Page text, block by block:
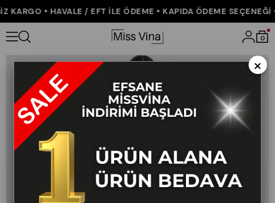
KARGO • HAVALE / EFT İLE ÖDEME • KAPIDA ÖDEME SEÇENEĞİ •
0
Anasayfa YENİ GELENLER Kısa Kol Kayık Yaka Bluz Ve Kruvaze
×